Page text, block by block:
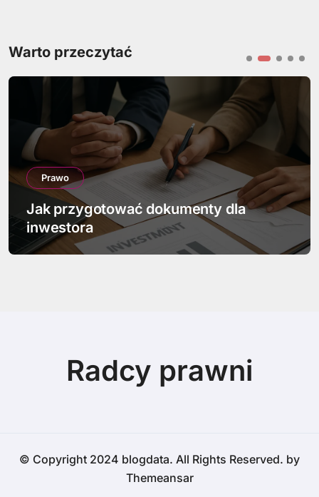
Warto przeczytać
Prawo
Jak przygotować dokumenty dla
inwestora
Radcy prawni
© Copyright 2024 blogdata. All Rights Reserved. by
Themeansar